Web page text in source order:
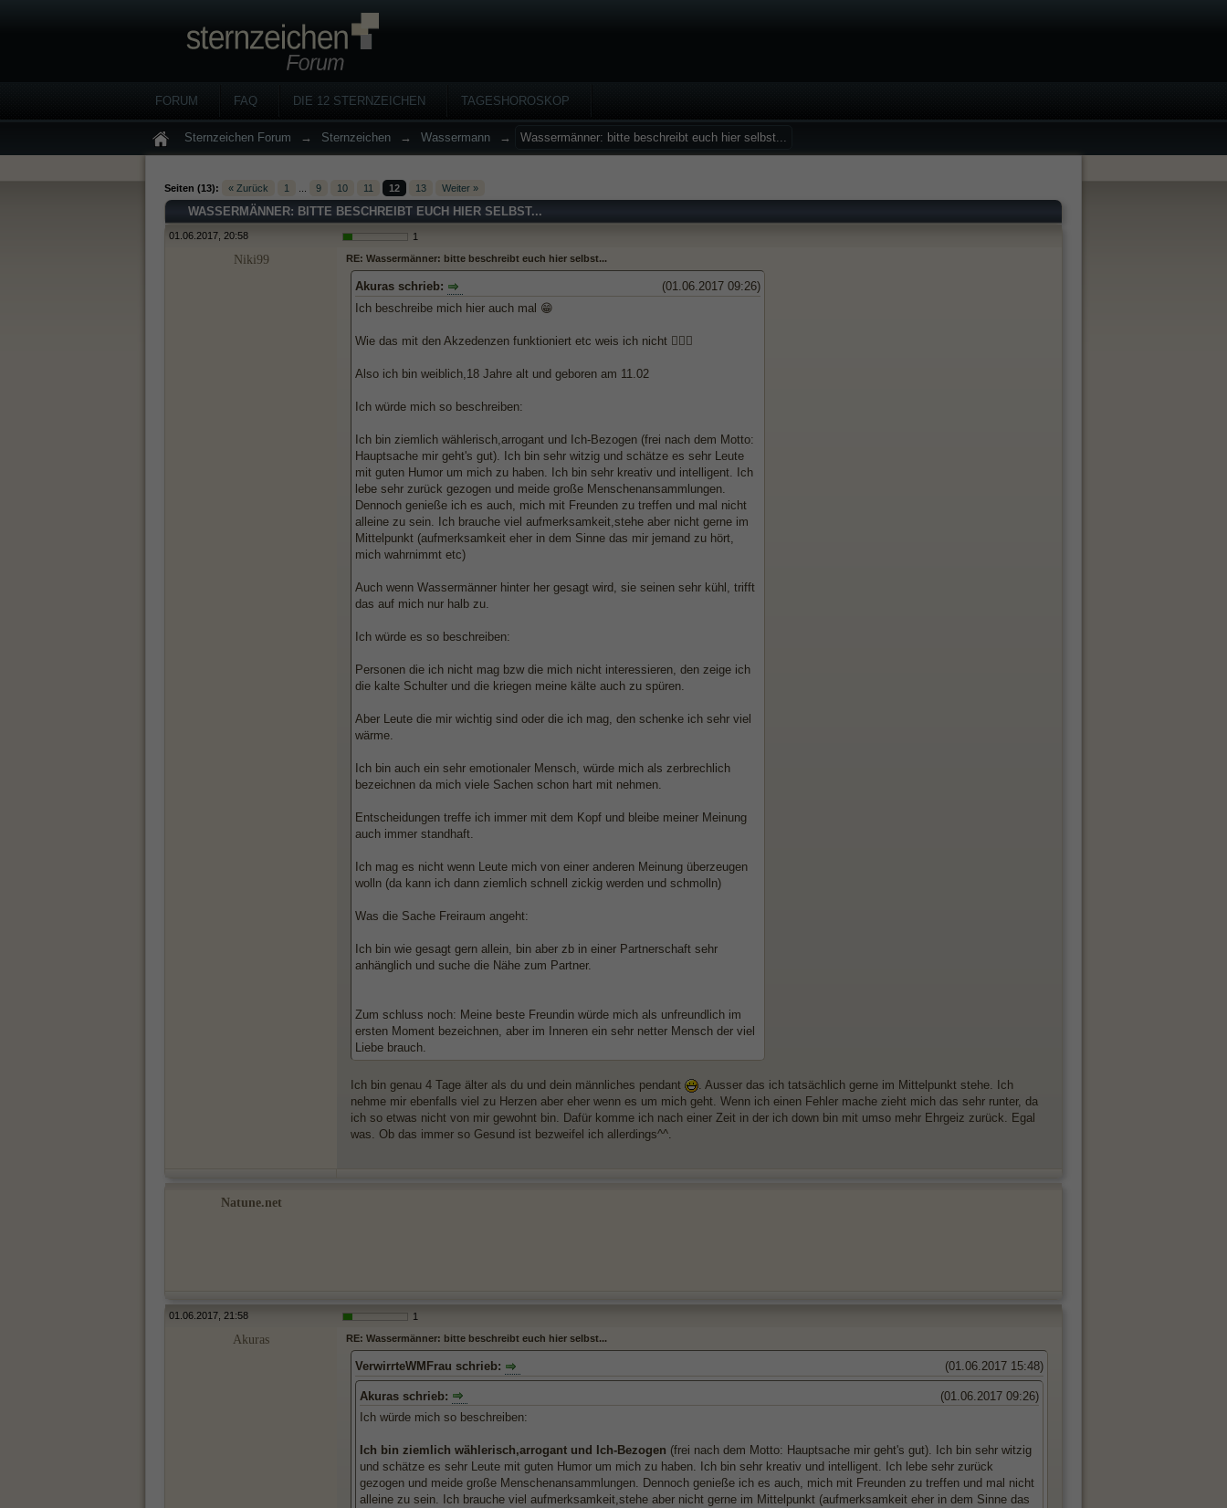
FORUM FAQ DIE 12 STERNZEICHEN TAGESHOROSKOP
Sternzeichen Forum → Sternzeichen → Wassermann → Wassermänner: bitte beschreibt euch hier selbst...
Seiten (13): « Zurück 1 9 10 11 12 13 Weiter »
WASSERMÄNNER: BITTE BESCHREIBT EUCH HIER SELBST...
01.06.2017, 20:58 1
Niki99 RE: Wassermänner: bitte beschreibt euch hier selbst...
(01.06.2017 09:26)
Akuras schrieb:
Ich beschreibe mich hier auch mal 😁
Wie das mit den Akzedenzen funktioniert etc weis ich nicht 🤷🏼‍♀️
Also ich bin weiblich,18 Jahre alt und geboren am 11.02
Ich würde mich so beschreiben:
Ich bin ziemlich wählerisch,arrogant und Ich-Bezogen (frei nach dem Motto:
Hauptsache mir geht's gut). Ich bin sehr witzig und schätze es sehr Leute
mit guten Humor um mich zu haben. Ich bin sehr kreativ und intelligent. Ich
lebe sehr zurück gezogen und meide große Menschenansammlungen.
Dennoch genieße ich es auch, mich mit Freunden zu treffen und mal nicht
alleine zu sein. Ich brauche viel aufmerksamkeit,stehe aber nicht gerne im
Mittelpunkt (aufmerksamkeit eher in dem Sinne das mir jemand zu hört,
mich wahrnimmt etc)
Auch wenn Wassermänner hinter her gesagt wird, sie seinen sehr kühl, trifft
das auf mich nur halb zu.
Ich würde es so beschreiben:
Personen die ich nicht mag bzw die mich nicht interessieren, den zeige ich
die kalte Schulter und die kriegen meine kälte auch zu spüren.
Aber Leute die mir wichtig sind oder die ich mag, den schenke ich sehr viel
wärme.
Ich bin auch ein sehr emotionaler Mensch, würde mich als zerbrechlich
bezeichnen da mich viele Sachen schon hart mit nehmen.
Entscheidungen treffe ich immer mit dem Kopf und bleibe meiner Meinung
auch immer standhaft.
Ich mag es nicht wenn Leute mich von einer anderen Meinung überzeugen
wolln (da kann ich dann ziemlich schnell zickig werden und schmolln)
Was die Sache Freiraum angeht:
Ich bin wie gesagt gern allein, bin aber zb in einer Partnerschaft sehr
anhänglich und suche die Nähe zum Partner.
Zum schluss noch: Meine beste Freundin würde mich als unfreundlich im
ersten Moment bezeichnen, aber im Inneren ein sehr netter Mensch der viel
Liebe brauch.
Ich bin genau 4 Tage älter als du und dein männliches pendant
. Ausser das ich tatsächlich gerne im Mittelpunkt stehe. Ich
nehme mir ebenfalls viel zu Herzen aber eher wenn es um mich geht. Wenn ich einen Fehler mache zieht mich das sehr runter, da
ich so etwas nicht von mir gewohnt bin. Dafür komme ich nach einer Zeit in der ich down bin mit umso mehr Ehrgeiz zurück. Egal
was. Ob das immer so Gesund ist bezweifel ich allerdings^^.
Natune.net
01.06.2017, 21:58 1
Akuras RE: Wassermänner: bitte beschreibt euch hier selbst...
(01.06.2017 15:48)
VerwirrteWMFrau schrieb:
(01.06.2017 09:26)
Akuras schrieb:
Ich würde mich so beschreiben:
Ich bin ziemlich wählerisch,arrogant und Ich-Bezogen (frei nach dem Motto: Hauptsache mir geht's gut). Ich bin sehr witzig
und schätze es sehr Leute mit guten Humor um mich zu haben. Ich bin sehr kreativ und intelligent. Ich lebe sehr zurück
gezogen und meide große Menschenansammlungen. Dennoch genieße ich es auch, mich mit Freunden zu treffen und mal nicht
alleine zu sein. Ich brauche viel aufmerksamkeit,stehe aber nicht gerne im Mittelpunkt (aufmerksamkeit eher in dem Sinne das